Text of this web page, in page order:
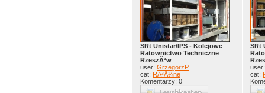
SRt Unistar/IPS - Kolejowe
Ratownictwo Techniczne
RzeszÃ³w
user: GrzegorzP
cat: RÃ³Å¼ne
Komentarzy: 0
SRt
cat: